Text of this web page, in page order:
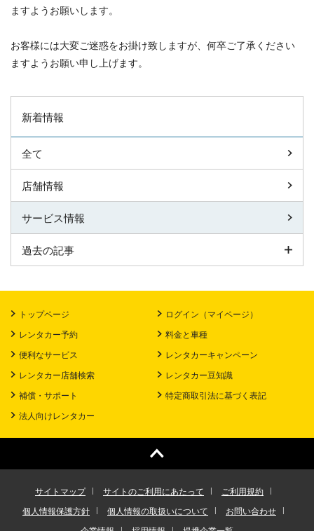
ますようお願いします。
お客様には大変ご迷惑をお掛け致しますが、何卒ご了承ください
ますようお願い申し上げます。
新着情報
全て
店舗情報
サービス情報
過去の記事
トップページ
ログイン（マイページ）
レンタカー予約
料金と車種
便利なサービス
レンタカーキャンペーン
レンタカー店舗検索
レンタカー豆知識
補償・サポート
特定商取引法に基づく表記
法人向けレンタカー
サイトマップ サイトのご利用にあたって
ご利用規約
個人情報保護方針
個人情報の取扱いについて
お問い合わせ